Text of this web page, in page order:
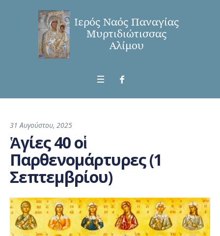
31 Αυγούστου, 2025
Ἁγίες 40 οἱ
Παρθενομάρτυρες (1
Σεπτεμβρίου)